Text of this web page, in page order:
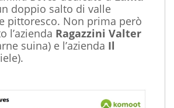
doppio salto di valle
pittoresco. Non prima però
l’azienda Ragazzini Valter
suina) e l’azienda Il